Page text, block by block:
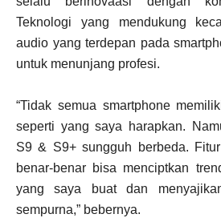
Teknologi yang mendukung
audio yang terdepan pada
untuk menunjang profesi.
“Tidak semua smartphone
seperti yang saya harapkan.
S9 & S9+ sungguh berbeda.
benar-benar bisa menciptkan
yang saya buat dan
sempurna,” bebernya.